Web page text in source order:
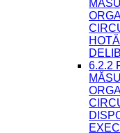
6.2.2